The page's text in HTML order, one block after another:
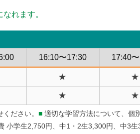
れます。
16:10〜17:30 17:40
★ ★
★ ★
ださい。 ■適切な学習方法について、個
小学生2,750円、中1・2生3,300円、中3